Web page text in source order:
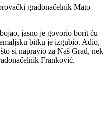
gradonačelnik Mato
jasno je govorio borit ću
bitku je izgubio. Adio,
si napravio za Naš Grad, nek
Franković.